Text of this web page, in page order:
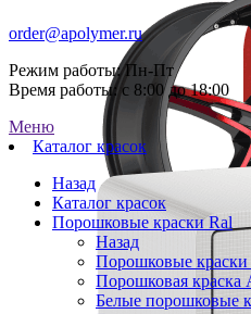
order@apolymer.ru
Режим работы: Пн-Пт
Время работы: с 8:00 до 18:00
Меню
Каталог красок
Назад
Каталог красок
Порошковые краски Ral
Назад
Порошковые краски
Порошковая
Белые порошковые